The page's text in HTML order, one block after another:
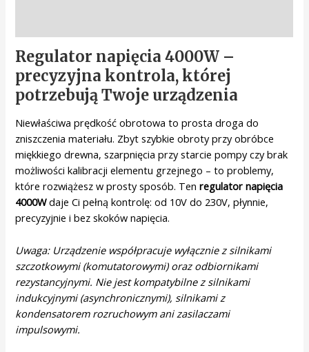
Regulator napięcia 4000W –
precyzyjna kontrola, której
potrzebują Twoje urządzenia
Niewłaściwa prędkość obrotowa to prosta droga do
zniszczenia materiału. Zbyt szybkie obroty przy obróbce
miękkiego drewna, szarpnięcia przy starcie pompy czy brak
możliwości kalibracji elementu grzejnego – to problemy,
które rozwiążesz w prosty sposób. Tenregulator napięcia
4000Wdaje Ci pełną kontrolę: od 10V do 230V, płynnie,
precyzyjnie i bez skoków napięcia.
Uwaga: Urządzenie współpracuje wyłącznie z silnikami
szczotkowymi (komutatorowymi) oraz odbiornikami
rezystancyjnymi. Nie jest kompatybilne z silnikami
indukcyjnymi (asynchronicznymi), silnikami z
kondensatorem rozruchowym ani zasilaczami
impulsowymi.